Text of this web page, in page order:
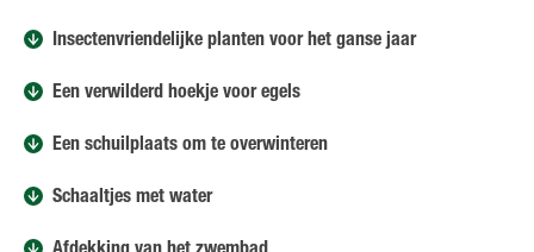
Insectenvriendelijke planten voor het ganse jaar
Een verwilderd hoekje voor egels
Een schuilplaats om te overwinteren
Schaaltjes met water